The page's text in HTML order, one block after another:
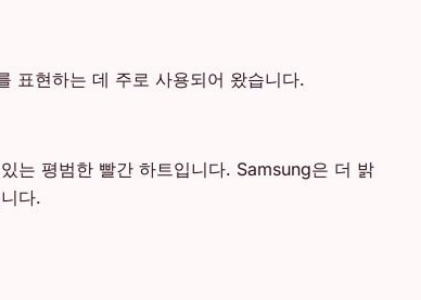
표현하는 데 주로 사용되어 왔습니다.
는 평범한 빨간 하트입니다. Samsung은 더 밝
다.